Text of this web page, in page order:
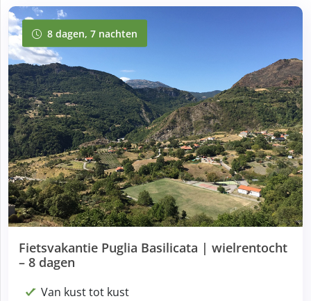
8 dagen, 7 nachten
8 dagen, 7 nachten
Fietsvakantie Puglia Basilicata | wielrentocht
– 8 dagen
Van kust tot kust